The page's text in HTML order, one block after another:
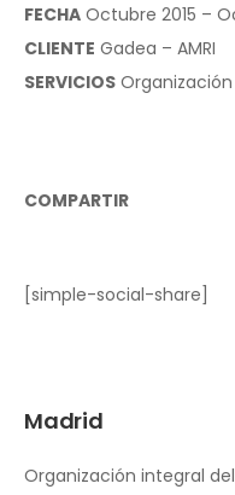
FECHA Octubre 2015 –
CLIENTE Gadea – AMRI
SERVICIOS
COMPARTIR
[simple-social-share]
Madrid
Organización integral